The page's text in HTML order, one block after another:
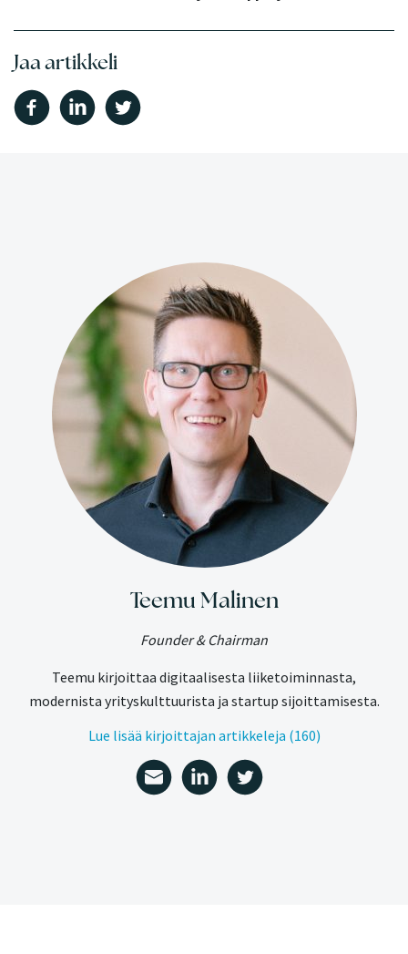
Jaa artikkeli
Teemu Malinen
Founder & Chairman
Teemu kirjoittaa digitaalisesta liiketoiminnasta,
modernista yrityskulttuurista ja startup sijoittamisesta.
Lue lisää kirjoittajan artikkeleja (160)